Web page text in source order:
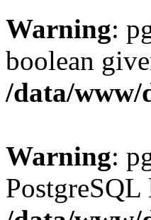
Warning:
boolean
/data/www/
Warning: